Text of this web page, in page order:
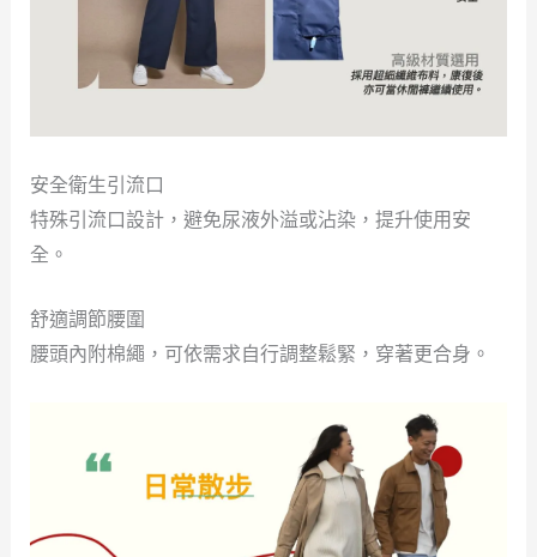
安全衛生引流口
特殊引流口設計，避免尿液外溢或沾染，提升使用安
全。
舒適調節腰圍
腰頭內附棉繩，可依需求自行調整鬆緊，穿著更合身。